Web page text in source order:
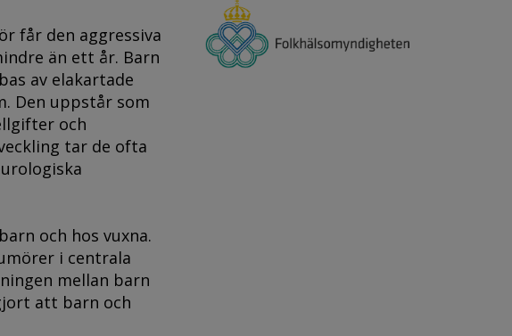
får den aggressiva
än ett år. Barn
av elakartade
Den uppstår som
och
tar de ofta
och hos vuxna.
i centrala
mellan barn
att barn och